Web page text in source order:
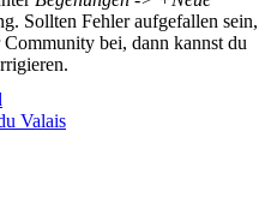
Sollten Fehler aufgefallen sein,
bei, dann kannst du
Valais